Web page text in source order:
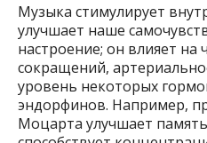
Музыка стимулирует
улучшает наше
настроение; он влияет на
сокращений,
уровень некоторых
эндорфинов. Например,
Моцарта улучшает